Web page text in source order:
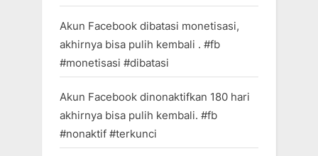
Akun Facebook dibatasi monetisasi,
akhirnya bisa pulih kembali . #fb
#monetisasi #dibatasi
Akun Facebook dinonaktifkan 180 hari
akhirnya bisa pulih kembali. #fb
#nonaktif #terkunci